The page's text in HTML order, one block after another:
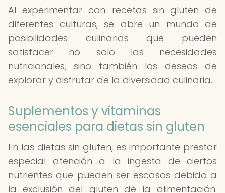
Al experimentar con recetas sin gluten de
diferentes culturas, se abre un mundo de
posibilidades culinarias que pueden
satisfacer no solo las necesidades
nutricionales, sino también los deseos de
explorar y disfrutar de la diversidad culinaria.
Suplementos y vitaminas
esenciales para dietas sin gluten
En las dietas sin gluten, es importante prestar
especial atención a la ingesta de ciertos
nutrientes que pueden ser escasos debido a
la exclusión del gluten de la alimentación.